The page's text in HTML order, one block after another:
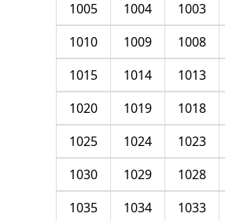
1003
1004
1005
1008
1009
1010
1013
1014
1015
1018
1019
1020
1023
1024
1025
1028
1029
1030
1033
1034
1035